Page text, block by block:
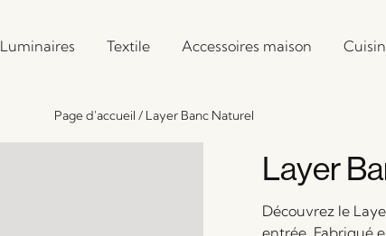
Luminaires Textile Accessoires maison
Page d'accueil / Layer Banc Naturel
Layer
Découvrez le
entrée. Fabriqué